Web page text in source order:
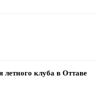
клуба в Оттаве